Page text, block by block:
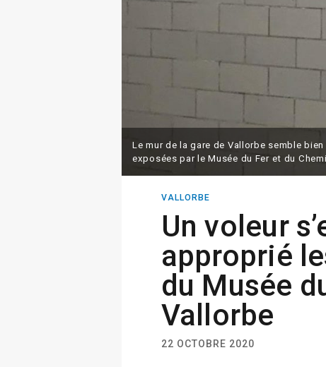
Le mur de la gare de Vallorbe semble
exposées par le Musée du Fer et du
VALLORBE
Un voleur
approprié
du Musée
Vallorbe
22 OCTOBRE 2020